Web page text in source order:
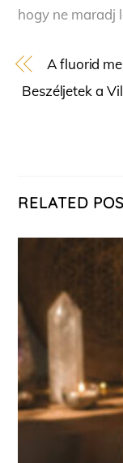
hogy ne maradj
A fluorid
Beszéljetek a
RELATED